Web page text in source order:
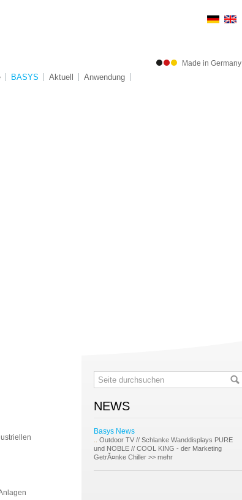
Made in Germany
BASYS Aktuell Anwendung
NEWS
Basys News
Outdoor TV // Schlanke Wanddisplays PURE
und NOBLE // COOL KING - der Marketing
GetrĂ¤nke Chiller >> mehr